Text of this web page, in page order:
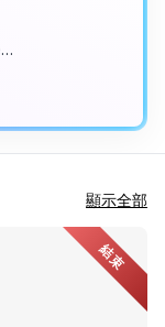
顯示全部
結束